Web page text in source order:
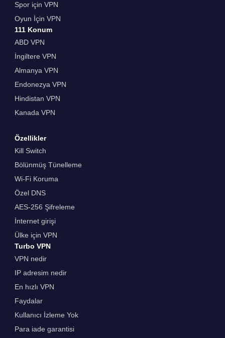
Spor için VPN
Oyun İçin VPN
111 Konum
ABD VPN
İngiltere VPN
Almanya VPN
Endonezya VPN
Hindistan VPN
Kanada VPN
Özellikler
Kill Switch
Bölünmüş Tünelleme
Wi-Fi Koruma
Özel DNS
AES-256 Şifreleme
İnternet girişi
Ülke için VPN
Turbo VPN
VPN nedir
IP adresim nedir
En hızlı VPN
Faydalar
Kullanıcı İzleme Yok
Para iade garantisi